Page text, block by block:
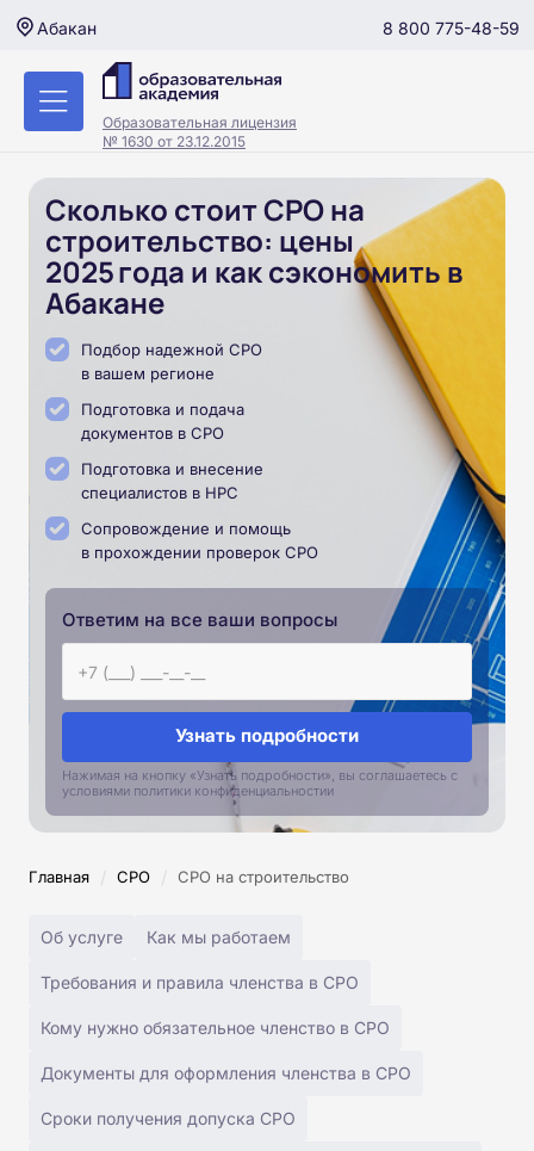
Абакан 8 800 775-48-59
Образовательная лицензия
№ 1630 от 23.12.2015
Сколько стоит СРО на
строительство: цены
2025 года и как сэкономить в
Абакане
Подбор надежной СРО
в вашем регионе
Подготовка и подача
документов в СРО
Подготовка и внесение
специалистов в НРС
Сопровождение и помощь
в прохождении проверок СРО
Ответим на все ваши вопросы
Узнать подробности
Нажимая на кнопку «Узнать подробности», вы соглашаетесь с
условиями политики конфиденциальностии
Главная / СРО / СРО на строительство
Об услуге Как мы работаем
Требования и правила членства в СРО
Кому нужно обязательное членство в СРО
Документы для оформления членства в СРО
Сроки получения допуска СРО